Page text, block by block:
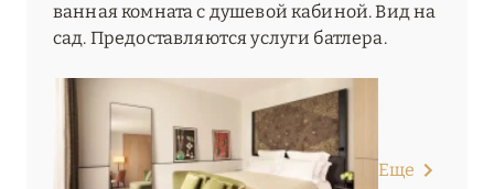
ванная комната с душевой кабиной. Вид на
сад. Предоставляются услуги батлера.
Еще